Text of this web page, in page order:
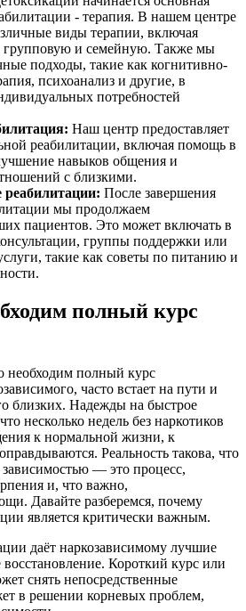
- терапия. В нашем центре
виды терапии, включая
групповую и семейную. Также мы
подходы, такие как когнитивно-
психоанализ и другие, в
потребностей
Наш центр предоставляет
реабилитации, включая помощь в
навыков общения и
с близкими.
реабилитации: После завершения
мы продолжаем
пациентов. Это может включать в
группы поддержки или
такие как советы по питанию и
полный курс
необходим полный курс
часто встает на пути и
близких. Надежды на быстрое
несколько недель без наркотиков
к нормальной жизни, к
Реальность такова, что
зависимостью — это процесс,
и, что важно,
Давайте разберемся, почему
является критически важным.
даёт наркозависимому лучшие
Короткий курс или
снять непосредственные
в решении корневых проблем,